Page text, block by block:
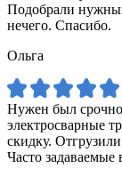
Подобрали
нечего. Спасибо.
Ольга
Нужен был срочно
электросварные
скидку.
Часто задаваемые